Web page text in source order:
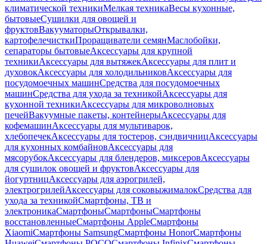
климатической техникиМелкая техникаВесы кухонные,
бытовыеСушилки для овощей и
фруктовВакууматорыОткрывалки,
картофелечисткиПроращиватели семянМаслобойки,
сепараторы бытовыеАксессуары для крупной
техникиАксессуары для вытяжекАксессуары для плит и
духовокАксессуары для холодильниковАксессуары для
посудомоечных машинСредства для посудомоечных
машинСредства для ухода за техникойАксессуары для
кухонной техникиАксессуары для микроволновых
печейВакуумные пакеты, контейнерыАксессуары для
кофемашинАксессуары для мультиварок,
хлебопечекАксессуары для тостеров, сэндвичницАксессуары
для кухонных комбайновАксессуары для
мясорубокАксессуары для блендеров, миксеровАксессуары
для сушилок овощей и фруктовАксессуары для
йогуртницАксессуары для аэрогрилей,
электрогрилейАксессуары для соковыжималокСредства для
ухода за техникойСмартфоны, ТВ и
электроникаСмартфоныСмартфоныСмартфоны
восстановленныеСмартфоны AppleСмартфоны
XiaomiСмартфоны SamsungСмартфоны HonorСмартфоны